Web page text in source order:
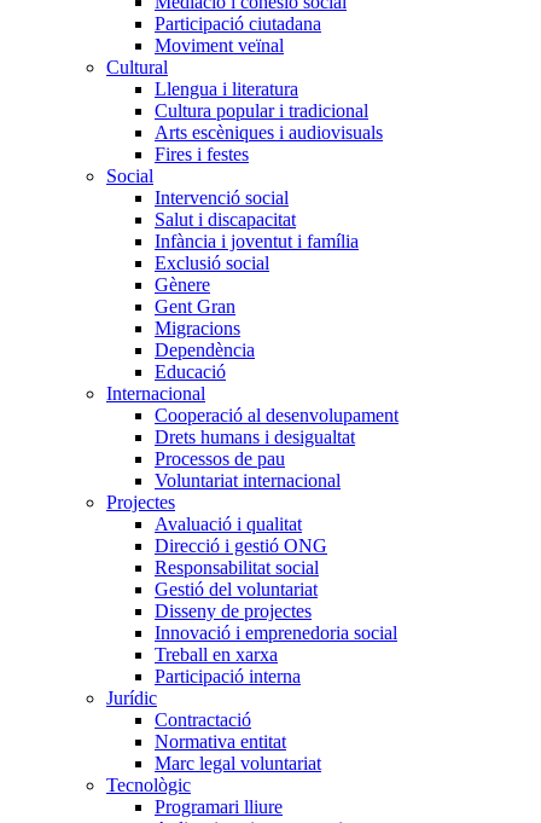
Participació ciutadana
Moviment veïnal
Cultural
Llengua i literatura
Cultura popular i tradicional
Arts escèniques i audiovisuals
Fires i festes
Social
Intervenció social
Salut i discapacitat
Infància i joventut i família
Exclusió social
Gènere
Gent Gran
Migracions
Dependència
Educació
Internacional
Cooperació al desenvolupament
Drets humans i desigualtat
Processos de pau
Voluntariat internacional
Projectes
Avaluació i qualitat
Direcció i gestió ONG
Responsabilitat social
Gestió del voluntariat
Disseny de projectes
Innovació i emprenedoria social
Treball en xarxa
Participació interna
Jurídic
Contractació
Normativa entitat
Marc legal voluntariat
Tecnològic
Programari lliure